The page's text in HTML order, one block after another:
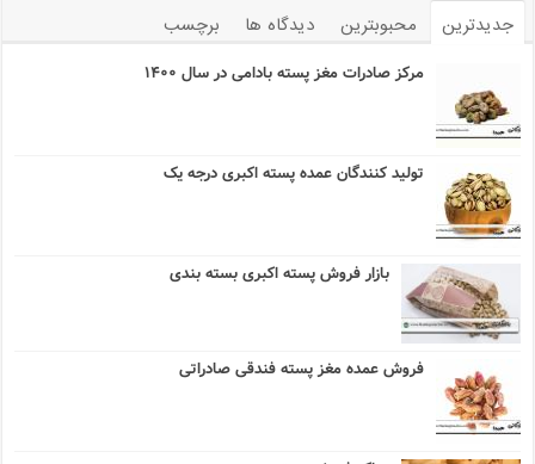
جدیدترین محبوبترین دیدگاه ها برچسب
مرکز صادرات مغز پسته بادامی در سال ۱۴۰۰
تولید کنندگان عمده پسته اکبری درجه یک
بازار فروش پسته اکبری بسته بندی
فروش عمده مغز پسته فندقی صادراتی